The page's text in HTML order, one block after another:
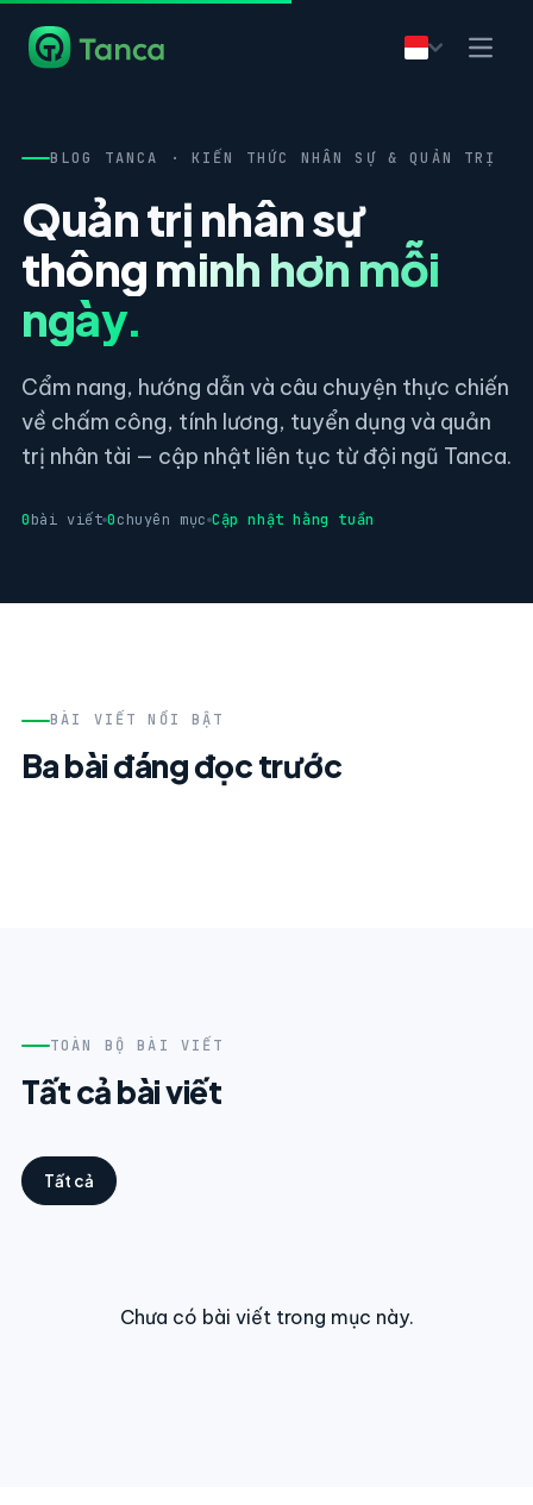
BLOG TANCA · KIẾN THỨC NHÂN SỰ & QUẢN TRỊ
Quản trị nhân sự
thông minh hơn mỗi
ngày.
Cẩm nang, hướng dẫn và câu chuyện thực chiến
về chấm công, tính lương, tuyển dụng và quản
trị nhân tài — cập nhật liên tục từ đội ngũ Tanca.
0bài viết 0chuyên mục Cập nhật hằng tuần
BÀI VIẾT NỔI BẬT
Ba bài đáng đọc trước
TOÀN BỘ BÀI VIẾT
Tất cả bài viết
Tất cả
Chưa có bài viết trong mục này.